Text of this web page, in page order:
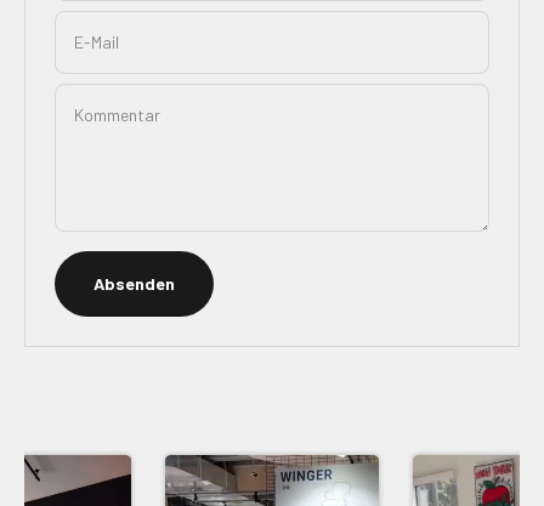
E-Mail
Kommentar
Absenden